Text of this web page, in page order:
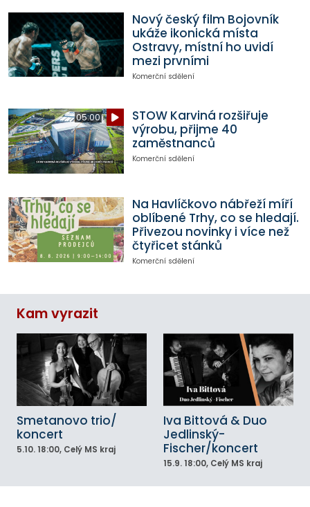
Nový český film Bojovník
ukáže ikonická místa
Ostravy, místní ho uvidí
mezi prvními
Komerční sdělení
05:00
STOW Karviná rozšiřuje
výrobu, přijme 40
zaměstnanců
Komerční sdělení
Na Havlíčkovo nábřeží míří
oblíbené Trhy, co se hledají.
Přivezou novinky i více než
čtyřicet stánků
Komerční sdělení
Kam vyrazit
Smetanovo trio/
koncert
5.10. 18:00, Celý MS kraj
Iva Bittová & Duo
Jedlinský-
Fischer/koncert
15.9. 18:00, Celý MS kraj